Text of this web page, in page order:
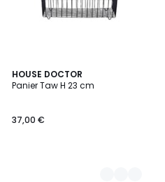
HOUSE DOCTOR
Panier Taw H 23 cm
37,00 €
2
Couleurs